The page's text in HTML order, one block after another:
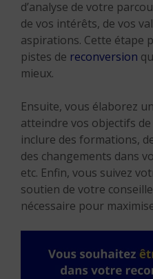
d’analyse de votre
de vos intérêts, de vos
aspirations. Cette étape
pistes de reconversion
mieux.
Ensuite, vous élaborez
atteindre vos objectifs
inclure des formations,
des changements dans
etc. Enfin, vous suivez
soutien de votre
nécessaire pour